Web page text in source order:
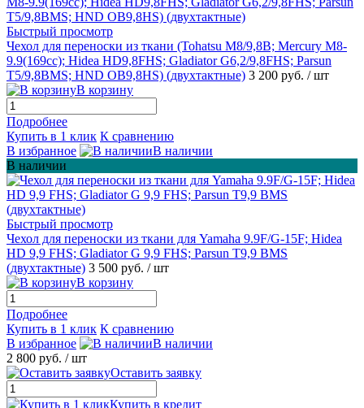
Быстрый просмотр
Чехол для переноски из ткани (Tohatsu M8/9,8B; Mercury M8-
9.9(169сс); Hidea HD9,8FHS; Gladiator G6,2/9,8FHS; Parsun
T5/9,8BMS; HND OB9,8HS) (двухтактные) 3 200 руб. / шт
В корзину
Подробнее
Купить в 1 клик К сравнению
В избранное
В наличии
В наличии
Быстрый просмотр
Чехол для переноски из ткани для Yamaha 9.9F/G-15F; Hidea
HD 9,9 FHS; Gladiator G 9,9 FHS; Parsun T9,9 BMS
(двухтактные) 3 500 руб. / шт
В корзину
Подробнее
Купить в 1 клик К сравнению
В избранное
В наличии
2 800 руб. / шт
Оставить заявку
Купить в кредит